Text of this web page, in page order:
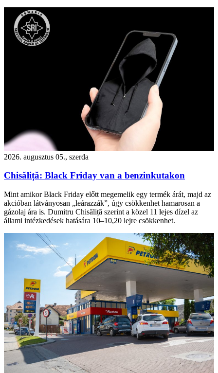
2026. augusztus 05., szerda
Chisăliță: Black Friday van a benzinkutakon
Mint amikor Black Friday előtt megemelik egy termék árát, majd az
akcióban látványosan „leárazzák”, úgy csökkenhet hamarosan a
gázolaj ára is. Dumitru Chisăliță szerint a közel 11 lejes dízel az
állami intézkedések hatására 10–10,20 lejre csökkenhet.